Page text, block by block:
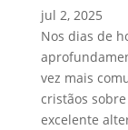
jul 2, 2025
Nos dias de
vez mais
cristãos
excelente